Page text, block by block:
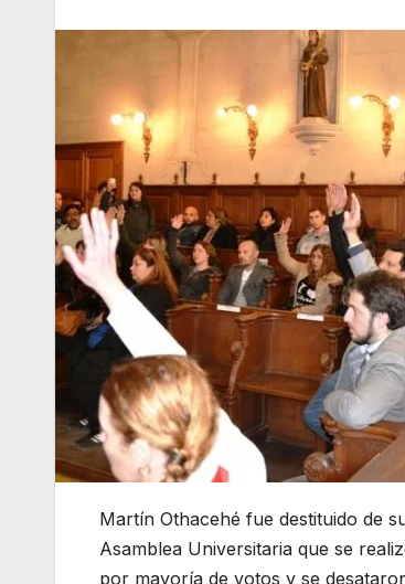
Martín Othacehé fue destituido de
Asamblea Universitaria que se
por mayoría de votos y se